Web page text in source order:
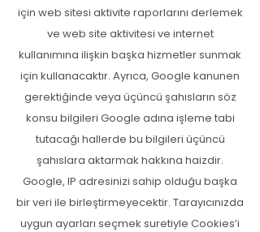
için web sitesi aktivite raporlarını derlemek
ve web site aktivitesi ve internet
kullanımına ilişkin başka hizmetler sunmak
için kullanacaktır. Ayrıca, Google kanunen
gerektiğinde veya üçüncü şahısların söz
konsu bilgileri Google adına işleme tabi
tutacağı hallerde bu bilgileri üçüncü
şahıslara aktarmak hakkına haizdir.
Google, IP adresinizi sahip olduğu başka
bir veri ile birleştirmeyecektir. Tarayıcınızda
uygun ayarları seçmek suretiyle Cookies’i